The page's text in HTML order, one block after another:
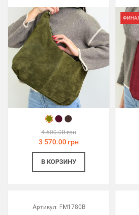
4 500.00 грн
3 570.00 грн
В КОРЗИНУ
Артикул: FM1780B